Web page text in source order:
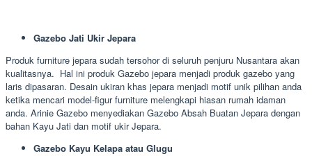
Gazebo Jati Ukir Jepara
Produk furniture jepara sudah tersohor di seluruh penjuru Nusantara akan
kualitasnya. Hal ini produk Gazebo jepara menjadi produk gazebo yang
laris dipasaran. Desain ukiran khas jepara menjadi motif unik pilihan anda
ketika mencari model-figur furniture melengkapi hiasan rumah idaman
anda. Arinie Gazebo menyediakan Gazebo Absah Buatan Jepara dengan
bahan Kayu Jati dan motif ukir Jepara.
Gazebo Kayu Kelapa atau Glugu